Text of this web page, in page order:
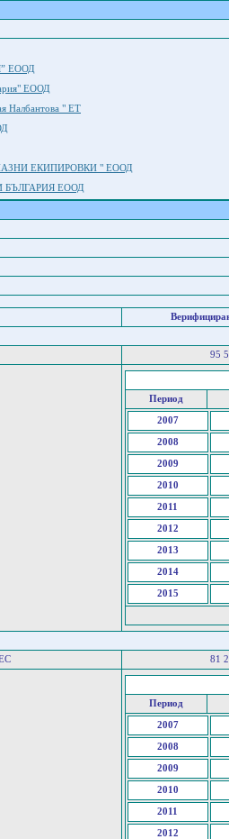
ЕООД
ЕООД
Налбантова " ЕТ
ЕКИПИРОВКИ " ЕООД
БЪЛГАРИЯ ЕООД
95
Период
2007
2008
2009
2010
2011
2012
2013
2014
2015
81
Период
2007
2008
2009
2010
2011
2012